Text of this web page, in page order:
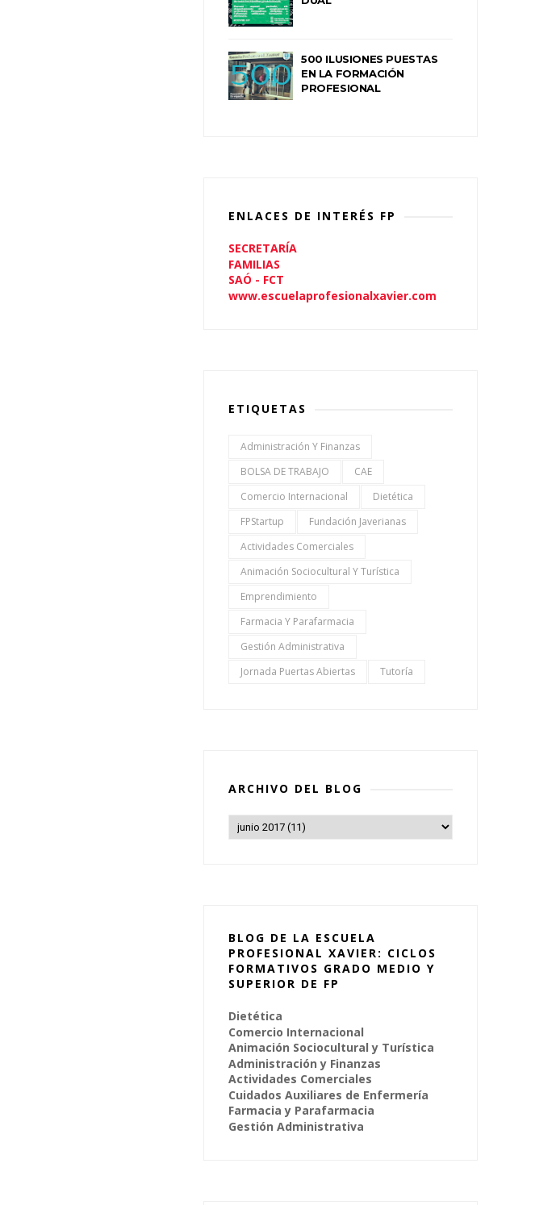
500 ILUSIONES PUESTAS
EN LA FORMACIÓN
PROFESIONAL
ENLACES DE INTERÉS FP
SECRETARÍA
FAMILIAS
SAÓ - FCT
www.escuelaprofesionalxavier.com
ETIQUETAS
Administración Y Finanzas
BOLSA DE TRABAJO
CAE
Comercio Internacional
Dietética
FPStartup
Fundación Javerianas
Actividades Comerciales
Animación Sociocultural Y Turística
Emprendimiento
Farmacia Y Parafarmacia
Gestión Administrativa
Jornada Puertas Abiertas
Tutoría
ARCHIVO DEL BLOG
BLOG DE LA ESCUELA
PROFESIONAL XAVIER: CICLOS
FORMATIVOS GRADO MEDIO Y
SUPERIOR DE FP
Dietética
Comercio Internacional
Animación Sociocultural y Turística
Administración y Finanzas
Actividades Comerciales
Cuidados Auxiliares de Enfermería
Farmacia y Parafarmacia
Gestión Administrativa